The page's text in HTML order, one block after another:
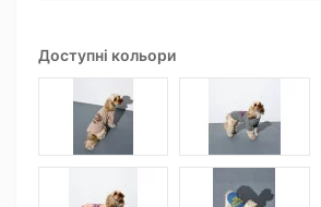
Доступні кольори